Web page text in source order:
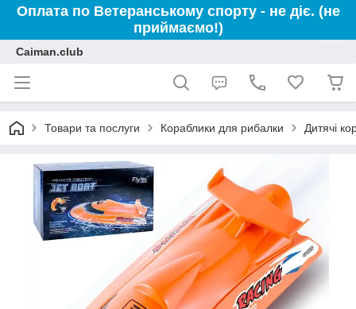
Оплата по Ветеранському спорту - не діє. (не
приймаємо!)
Caiman.club
Товари та послуги Кораблики для рибалки Дитячі